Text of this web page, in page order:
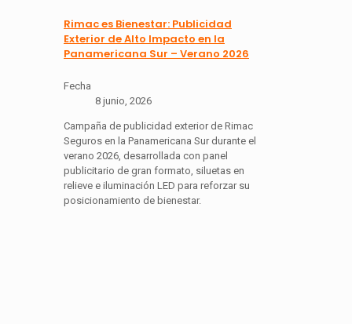
Rimac es Bienestar: Publicidad
Exterior de Alto Impacto en la
Panamericana Sur – Verano 2026
Fecha
8 junio, 2026
Campaña de publicidad exterior de Rimac
Seguros en la Panamericana Sur durante el
verano 2026, desarrollada con panel
publicitario de gran formato, siluetas en
relieve e iluminación LED para reforzar su
posicionamiento de bienestar.